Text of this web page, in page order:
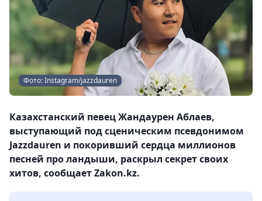
Фото: Instagram/jazzdauren
Казахстанский певец Жандаурен Аблаев,
выступающий под сценическим псевдонимом
Jazzdauren и покоривший сердца миллионов
песней про ландыши, раскрыл секрет своих
хитов, сообщает Zakon.kz.